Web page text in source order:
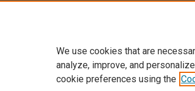
Tout le contenu de ce
We use cookies that are
analyze, improve, and
cookie preferences using the